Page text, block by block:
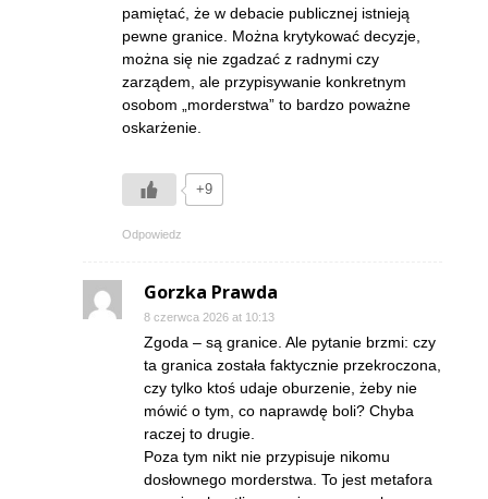
pamiętać, że w debacie publicznej istnieją
pewne granice. Można krytykować decyzje,
można się nie zgadzać z radnymi czy
zarządem, ale przypisywanie konkretnym
osobom „morderstwa” to bardzo poważne
oskarżenie.
+9
Odpowiedz
Gorzka Prawda
8 czerwca 2026 at 10:13
Zgoda – są granice. Ale pytanie brzmi: czy
ta granica została faktycznie przekroczona,
czy tylko ktoś udaje oburzenie, żeby nie
mówić o tym, co naprawdę boli? Chyba
raczej to drugie.
Poza tym nikt nie przypisuje nikomu
dosłownego morderstwa. To jest metafora